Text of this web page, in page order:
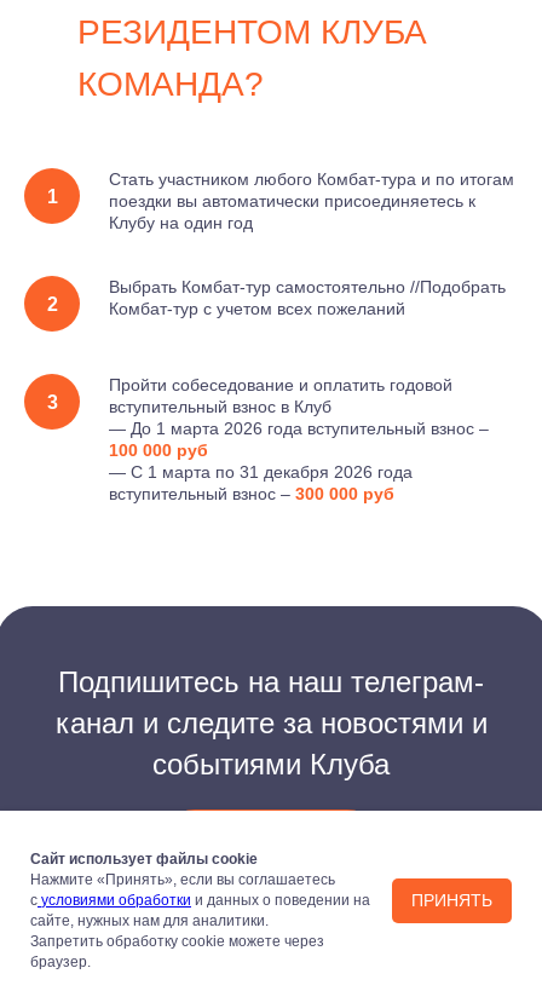
РЕЗИДЕНТОМ КЛУБА
КОМАНДА?
Стать участником любого Комбат-тура и по итогам
поездки вы автоматически присоединяетесь к
Клубу на один год
Выбрать Комбат-тур самостоятельно //Подобрать
Комбат-тур с учетом всех пожеланий
Пройти собеседование и оплатить годовой
вступительный взнос в Клуб
— До 1 марта 2026 года вступительный взнос –
100 000 руб
— С 1 марта по 31 декабря 2026 года
вступительный взнос – 300 000 руб
Подпишитесь на наш телеграм-
канал и следите за новостями и
событиями Клуба
Сайт использует файлы cookie
Нажмите «Принять», если вы соглашаетесь
с условиями обработки и данных о поведении на
сайте, нужных нам для аналитики.
Запретить обработку cookie можете через
браузер.
ПРИНЯТЬ